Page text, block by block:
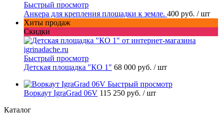
Быстрый просмотр
Анкера для крепления площадки к земле. 400 руб. / шт
Хиты продаж
Скидки
Быстрый просмотр
Детская площадка "КО 1" 68 000 руб. / шт
Быстрый просмотр
Воркаут IgraGrad 06V 115 250 руб. / шт
Каталог